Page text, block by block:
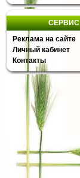
СЕРВИС
Реклама на сайте
Личный кабинет
Контакты